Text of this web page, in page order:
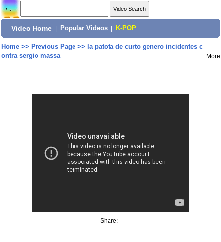
Video Home Popular Videos K-POP
Home>> Previous Page>> la patota de curto genero incidentes c
ontra sergio massa
More
Share: